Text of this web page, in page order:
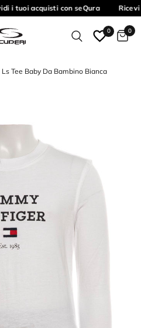
i tuoi acquisti con seQura
0 0
Tee Baby Da Bambino Bianca